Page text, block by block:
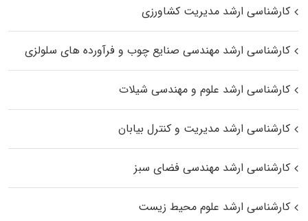
کارشناسی ارشد مدیریت کشاورزی
کارشناسی ارشد مهندسی صنایع چوب و فرآورده‌ های سلولزی
کارشناسی ارشد علوم و مهندسی شیلات
کارشناسی ارشد مدیریت و کنترل بیابان
کارشناسی ارشد مهندسی فضای سبز
کارشناسی ارشد علوم محیط‌ زیست